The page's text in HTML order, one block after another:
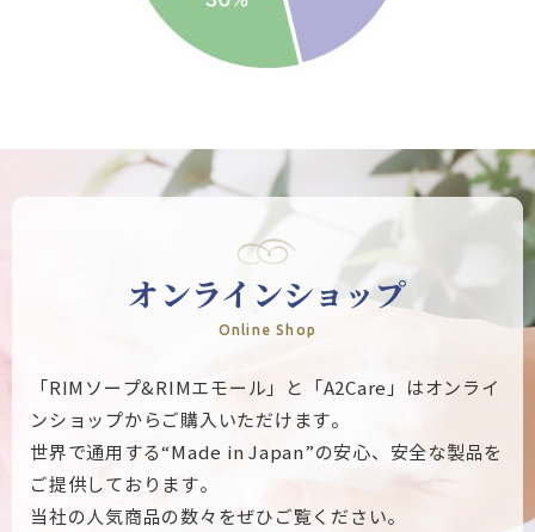
オンラインショップ
Online Shop
「RIMソープ&RIMエモール」と「A2Care」はオンライ
ンショップからご購入いただけます。
世界で通用する“Made in Japan”の安心、安全な製品を
ご提供しております。
当社の人気商品の数々をぜひご覧ください。